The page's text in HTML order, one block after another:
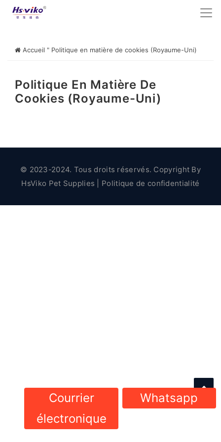
Accueil " Politique en matière de cookies (Royaume-Uni)
Politique En Matière De
Cookies (Royaume-Uni)
Courrier
électronique
Whatsapp
© 2023-2024. Tous droits réservés. Copyright By
HsViko Pet Supplies
Politique de confidentialité